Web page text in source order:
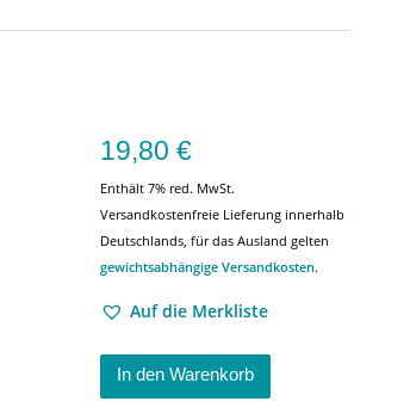
19,80 €
Enthält 7% red. MwSt.
Versandkostenfreie Lieferung innerhalb
Deutschlands, für das Ausland gelten
gewichtsabhängige Versandkosten.
Auf die Merkliste
In den Warenkorb